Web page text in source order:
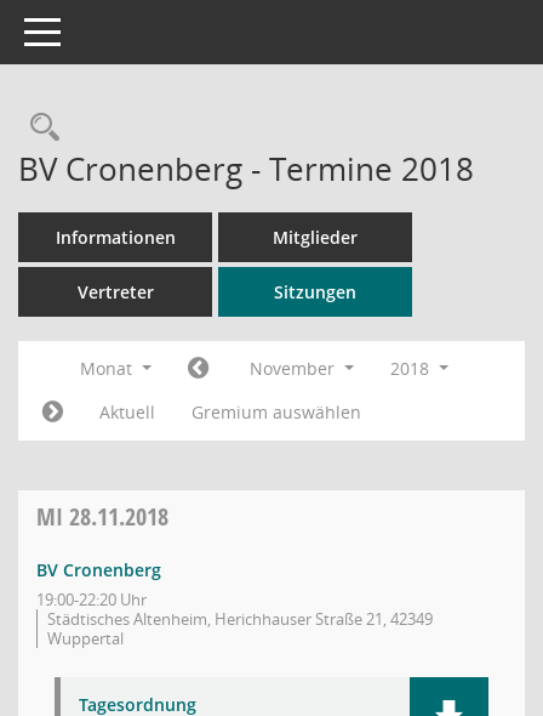
Toggle navigation
Rechercheauswahl
BV Cronenberg - Termine 2018
Informationen Mitglieder
Vertreter Sitzungen
Monat November
2018
Aktuell
Gremium auswählen
MI 28.11.2018
BV Cronenberg
19:00-22:20 Uhr
Städtisches Altenheim, Herichhauser Straße 21, 42349
Wuppertal
Tagesordnung